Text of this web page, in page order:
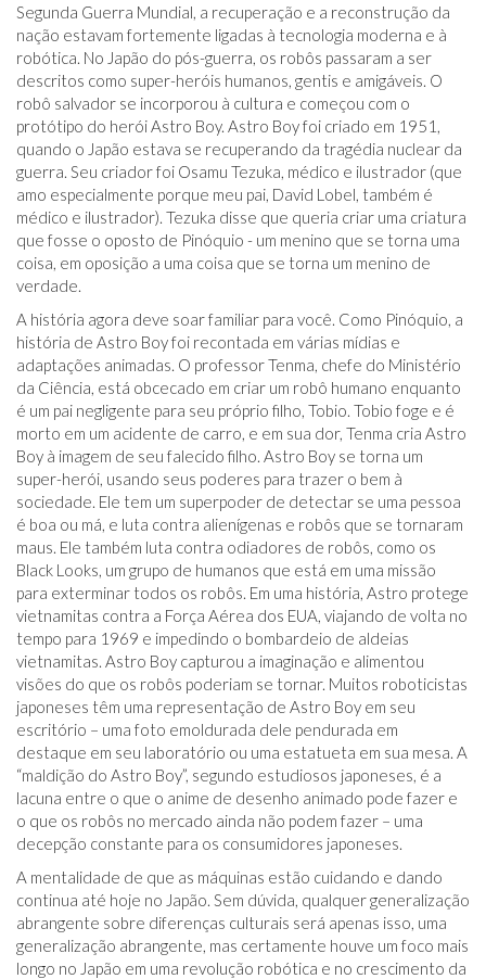
Segunda Guerra Mundial, a recuperação e a reconstrução da
nação estavam fortemente ligadas à tecnologia moderna e à
robótica. No Japão do pós-guerra, os robôs passaram a ser
descritos como super-heróis humanos, gentis e amigáveis. O
robô salvador se incorporou à cultura e começou com o
protótipo do herói Astro Boy. Astro Boy foi criado em 1951,
quando o Japão estava se recuperando da tragédia nuclear da
guerra. Seu criador foi Osamu Tezuka, médico e ilustrador (que
amo especialmente porque meu pai, David Lobel, também é
médico e ilustrador). Tezuka disse que queria criar uma criatura
que fosse o oposto de Pinóquio - um menino que se torna uma
coisa, em oposição a uma coisa que se torna um menino de
verdade.
A história agora deve soar familiar para você. Como Pinóquio, a
história de Astro Boy foi recontada em várias mídias e
adaptações animadas. O professor Tenma, chefe do Ministério
da Ciência, está obcecado em criar um robô humano enquanto
é um pai negligente para seu próprio filho, Tobio. Tobio foge e é
morto em um acidente de carro, e em sua dor, Tenma cria Astro
Boy à imagem de seu falecido filho. Astro Boy se torna um
super-herói, usando seus poderes para trazer o bem à
sociedade. Ele tem um superpoder de detectar se uma pessoa
é boa ou má, e luta contra alienígenas e robôs que se tornaram
maus. Ele também luta contra odiadores de robôs, como os
Black Looks, um grupo de humanos que está em uma missão
para exterminar todos os robôs. Em uma história, Astro protege
vietnamitas contra a Força Aérea dos EUA, viajando de volta no
tempo para 1969 e impedindo o bombardeio de aldeias
vietnamitas. Astro Boy capturou a imaginação e alimentou
visões do que os robôs poderiam se tornar. Muitos roboticistas
japoneses têm uma representação de Astro Boy em seu
escritório – uma foto emoldurada dele pendurada em
destaque em seu laboratório ou uma estatueta em sua mesa. A
“maldição do Astro Boy”, segundo estudiosos japoneses, é a
lacuna entre o que o anime de desenho animado pode fazer e
o que os robôs no mercado ainda não podem fazer – uma
decepção constante para os consumidores japoneses.
A mentalidade de que as máquinas estão cuidando e dando
continua até hoje no Japão. Sem dúvida, qualquer generalização
abrangente sobre diferenças culturais será apenas isso, uma
generalização abrangente, mas certamente houve um foco mais
longo no Japão em uma revolução robótica e no crescimento da